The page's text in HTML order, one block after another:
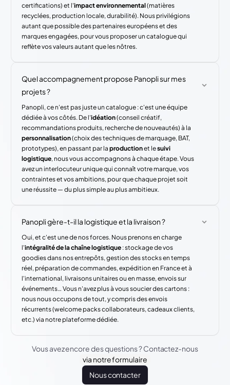
certifications) et l'impact environnemental(matières
recyclées, production locale, durabilité). Nous privilégions
autant que possible des partenaires européens et des
marques engagées, pour vous proposer un catalogue qui
reflète vos valeurs autant que les nôtres.
Quel accompagnement propose Panopli sur mes
projets ?
Panopli, ce n'est pas juste un catalogue : c'est une équipe
dédiée à vos côtés. De l'idéation(conseil créatif,
recommandations produits, recherche de nouveautés) à la
personnalisation(choix des techniques de marquage, BAT,
prototypes), en passant par laproductionet lesuivi
logistique, nous vous accompagnons à chaque étape. Vous
avez un interlocuteur unique qui connaît votre marque, vos
contraintes et vos ambitions, pour que chaque projet soit
une réussite — du plus simple au plus ambitieux.
Panopli gère-t-il la logistique et la livraison ?
Oui, et c'est une de nos forces. Nous prenons en charge
l'intégralité de la chaîne logistique : stockage de vos
goodies dans nos entrepôts, gestion des stocks en temps
réel, préparation de commandes, expédition en France et à
l'international, livraisons unitaires ou en masse, envois sur
événements… Vous n'avez plus à vous soucier des cartons :
nous nous occupons de tout, y compris des envois
récurrents (welcome packs collaborateurs, cadeaux clients,
etc.) via notre plateforme dédiée.
Vous avez encore des questions ? Contactez-nous
via notre formulaire
Nous contacter